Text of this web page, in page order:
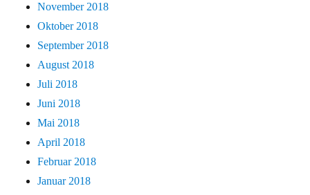
November 2018
Oktober 2018
September 2018
August 2018
Juli 2018
Juni 2018
Mai 2018
April 2018
Februar 2018
Januar 2018